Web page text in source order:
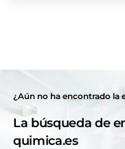
¿Aún no ha encontrado la
La búsqueda de
quimica.es